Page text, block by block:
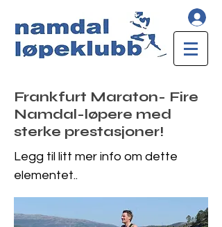
Frankfurt Maraton- Fire
Namdal-løpere med
sterke prestasjoner!
Legg til litt mer info om dette
elementet..